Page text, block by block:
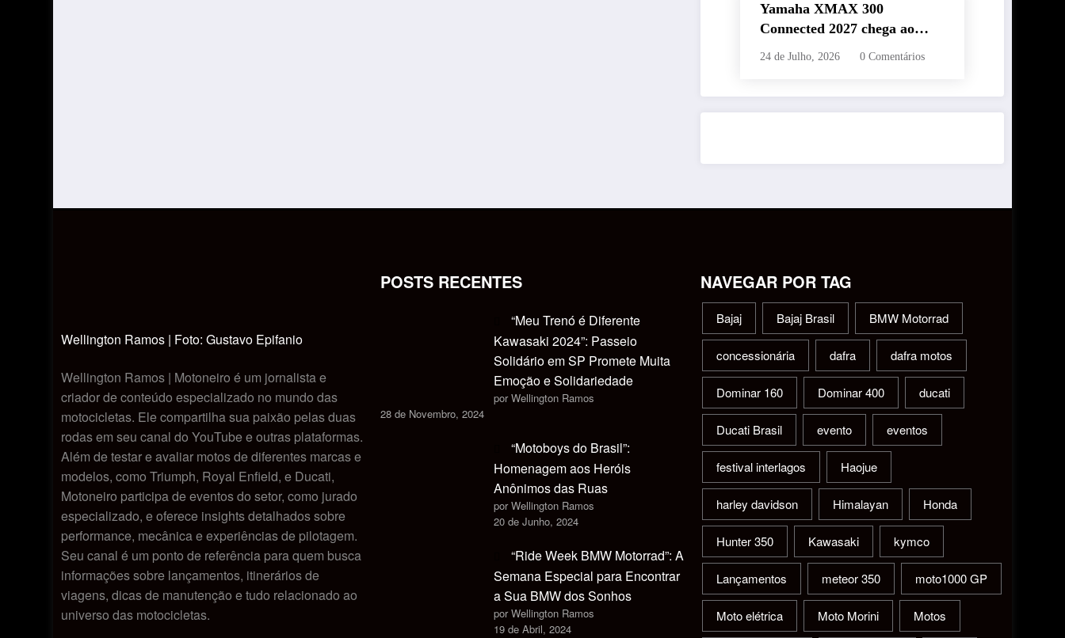
Yamaha XMAX 300
Connected 2027 chega ao
Brasil com novas cores,
24 de Julho, 2026 0 Comentários
Wellington Ramos | Foto: Gustavo Epifanio
Wellington Ramos | Motoneiro é um jornalista e
criador de conteúdo especializado no mundo das
motocicletas. Ele compartilha sua paixão pelas duas
rodas em seu canal do YouTube e outras plataformas.
Além de testar e avaliar motos de diferentes marcas e
modelos, como Triumph, Royal Enfield, e Ducati,
Motoneiro participa de eventos do setor, como jurado
especializado, e oferece insights detalhados sobre
performance, mecânica e experiências de pilotagem.
Seu canal é um ponto de referência para quem busca
informações sobre lançamentos, itinerários de
viagens, dicas de manutenção e tudo relacionado ao
universo das motocicletas.
POSTS RECENTES
“Meu Trenó é Diferente
Kawasaki 2024”: Passeio
Solidário em SP Promete Muita
Emoção e Solidariedade
por Wellington Ramos
28 de Novembro, 2024
“Motoboys do Brasil”:
Homenagem aos Heróis
Anônimos das Ruas
por Wellington Ramos
20 de Junho, 2024
“Ride Week BMW Motorrad”: A
Semana Especial para Encontrar
a Sua BMW dos Sonhos
por Wellington Ramos
19 de Abril, 2024
NAVEGAR POR TAG
Bajaj Bajaj Brasil BMW Motorrad
concessionária dafra dafra motos
Dominar 160 Dominar 400 ducati
Ducati Brasil evento eventos
festival interlagos Haojue
harley davidson Himalayan Honda
Hunter 350 Kawasaki kymco
Lançamentos meteor 350 moto1000 GP
Moto elétrica Moto Morini Motos